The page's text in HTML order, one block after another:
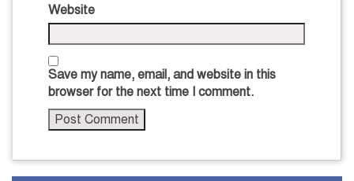
Website
Save my name, email, and website in this
browser for the next time I comment.